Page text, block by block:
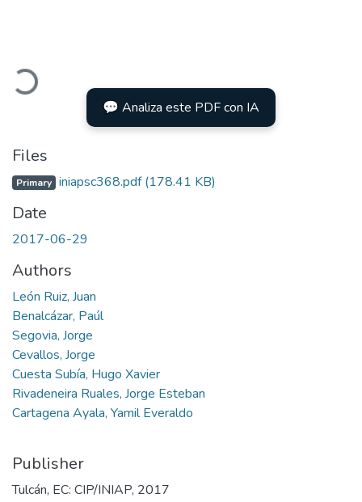
💬 Analiza este PDF con IA
Files
Primary iniapsc368.pdf(178.41 KB)
Date
2017-06-29
Authors
León Ruiz, Juan
Benalcázar, Paúl
Segovia, Jorge
Cevallos, Jorge
Cuesta Subía, Hugo Xavier
Rivadeneira Ruales, Jorge Esteban
Cartagena Ayala, Yamil Everaldo
Publisher
Tulcán, EC: CIP/INIAP, 2017